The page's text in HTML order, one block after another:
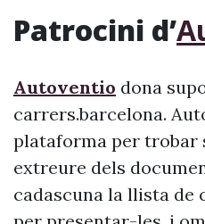
Patrocini d’
Autoventio dona
carrers.barcelona.
plataforma per trobar
extreure dels
cadascuna la llista de